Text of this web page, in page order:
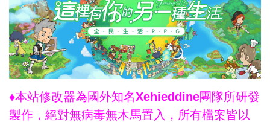
♦本站修改器為國外知名Xehieddine團隊所研發
製作，絕對無病毒無木馬置入，所有檔案皆以